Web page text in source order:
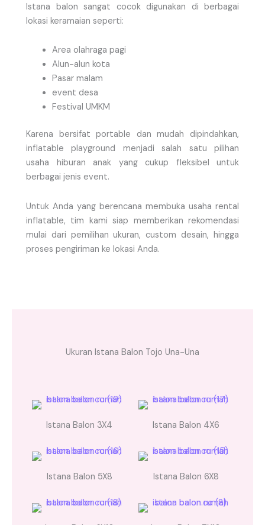
Istana balon sangat cocok digunakan di berbagai
lokasi keramaian seperti:
Area olahraga pagi
Alun-alun kota
Pasar malam
event desa
Festival UMKM
Karena bersifat portable dan mudah dipindahkan,
inflatable playground menjadi salah satu pilihan
usaha hiburan anak yang cukup fleksibel untuk
berbagai jenis event.
Untuk Anda yang berencana membuka usaha rental
inflatable, tim kami siap memberikan rekomendasi
mulai dari pemilihan ukuran, custom desain, hingga
proses pengiriman ke lokasi Anda.
Ukuran Istana Balon Tojo Una-Una
Istana Balon 3X4 Istana Balon 4X6
Istana Balon 5X8 Istana Balon 6X8